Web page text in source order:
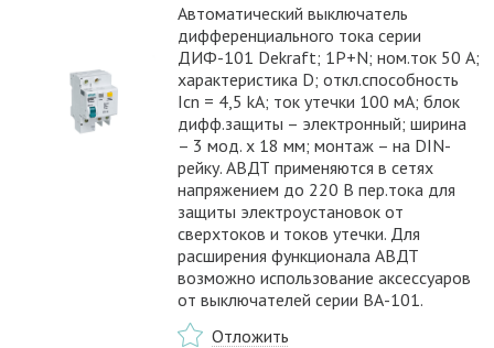
Автоматический выключатель
дифференциального тока серии
ДИФ-101 Dekraft; 1P+N; ном.ток 50 А;
характеристика D; откл.способность
Icn = 4,5 kA; ток утечки 100 мА; блок
дифф.защиты – электронный; ширина
– 3 мод. х 18 мм; монтаж – на DIN-
рейку. АВДТ применяются в сетях
напряжением до 220 В пер.тока для
защиты электроустановок от
сверхтоков и токов утечки. Для
расширения функционала АВДТ
возможно использование аксессуаров
от выключателей серии ВА-101.
Отложить